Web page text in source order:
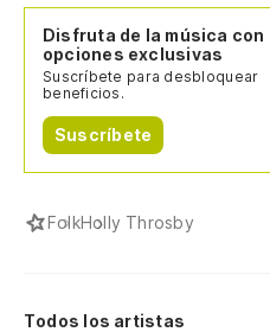
Disfruta de la música con
opciones exclusivas
Suscríbete para desbloquear
beneficios.
Suscríbete
FolkHolly Throsby
Todos los artistas